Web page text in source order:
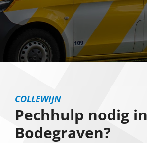
COLLEWIJN
Pechhulp nodig in
Bodegraven?